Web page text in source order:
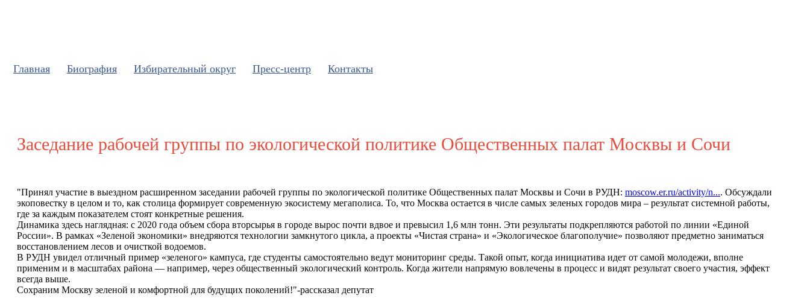
Главная Биография Избирательный округ Пресс-центр Контакты
Заседание рабочей группы по экологической политике Общественных палат Москвы и Сочи
"Принял участие в выездном расширенном заседании рабочей группы по экологической политике Общественных палат Москвы и Сочи в РУДН: moscow.er.ru/activity/n.... Обсуждали
экоповестку в целом и то, как столица формирует современную экосистему мегаполиса. То, что Москва остается в числе самых зеленых городов мира – результат системной работы,
где за каждым показателем стоят конкретные решения.
Динамика здесь наглядная: с 2020 года объем сбора вторсырья в городе вырос почти вдвое и превысил 1,6 млн тонн. Эти результаты подкрепляются работой по линии «Единой
России». В рамках «Зеленой экономики» внедряются технологии замкнутого цикла, а проекты «Чистая страна» и «Экологическое благополучие» позволяют предметно заниматься
восстановлением лесов и очисткой водоемов.
В РУДН увидел отличный пример «зеленого» кампуса, где студенты самостоятельно ведут мониторинг среды. Такой опыт, когда инициатива идет от самой молодежи, вполне
применим и в масштабах района — например, через общественный экологический контроль. Когда жители напрямую вовлечены в процесс и видят результат своего участия, эффект
всегда выше.
Сохраним Москву зеленой и комфортной для будущих поколений!"-рассказал депутат